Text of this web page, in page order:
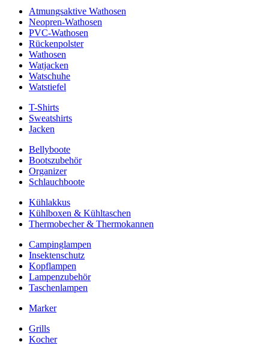
Atmungsaktive Wathosen
Neopren-Wathosen
PVC-Wathosen
Rückenpolster
Wathosen
Watjacken
Watschuhe
Watstiefel
T-Shirts
Sweatshirts
Jacken
Bellyboote
Bootszubehör
Organizer
Schlauchboote
Kühlakkus
Kühlboxen & Kühltaschen
Thermobecher & Thermokannen
Campinglampen
Insektenschutz
Kopflampen
Lampenzubehör
Taschenlampen
Marker
Grills
Kocher